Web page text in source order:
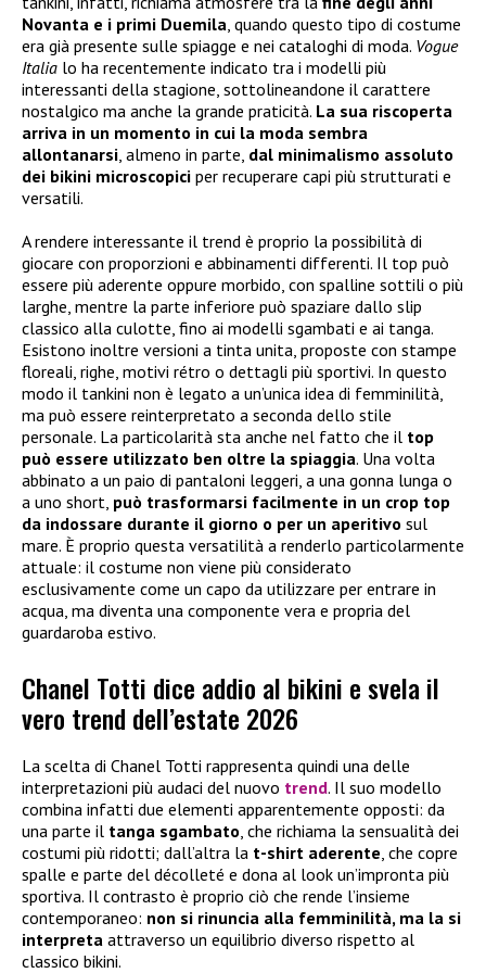
Novanta e i primi Duemila, quando questo tipo di costume
era già presente sulle spiagge e nei cataloghi di moda. Vogue
Italia lo ha recentemente indicato tra i modelli più
interessanti della stagione, sottolineandone il carattere
nostalgico ma anche la grande praticità. La sua riscoperta
arriva in un momento in cui la moda sembra
allontanarsi, almeno in parte, dal minimalismo assoluto
dei bikini microscopici per recuperare capi più strutturati e
versatili.
A rendere interessante il trend è proprio la possibilità di
giocare con proporzioni e abbinamenti differenti. Il top può
essere più aderente oppure morbido, con spalline sottili o più
larghe, mentre la parte inferiore può spaziare dallo slip
classico alla culotte, fino ai modelli sgambati e ai tanga.
Esistono inoltre versioni a tinta unita, proposte con stampe
floreali, righe, motivi rétro o dettagli più sportivi. In questo
modo il tankini non è legato a un’unica idea di femminilità,
ma può essere reinterpretato a seconda dello stile
personale. La particolarità sta anche nel fatto che il top
può essere utilizzato ben oltre la spiaggia. Una volta
abbinato a un paio di pantaloni leggeri, a una gonna lunga o
a uno short, può trasformarsi facilmente in un crop top
da indossare durante il giorno o per un aperitivo sul
mare. È proprio questa versatilità a renderlo particolarmente
attuale: il costume non viene più considerato
esclusivamente come un capo da utilizzare per entrare in
acqua, ma diventa una componente vera e propria del
guardaroba estivo.
Chanel Totti dice addio al bikini e svela il
vero trend dell’estate 2026
La scelta di Chanel Totti rappresenta quindi una delle
interpretazioni più audaci del nuovo trend. Il suo modello
combina infatti due elementi apparentemente opposti: da
una parte il tanga sgambato , che richiama la sensualità dei
costumi più ridotti; dall’altra la t-shirt aderente , che copre
spalle e parte del décolleté e dona al look un’impronta più
sportiva. Il contrasto è proprio ciò che rende l’insieme
contemporaneo: non si rinuncia alla femminilità, ma la si
interpreta attraverso un equilibrio diverso rispetto al
classico bikini.